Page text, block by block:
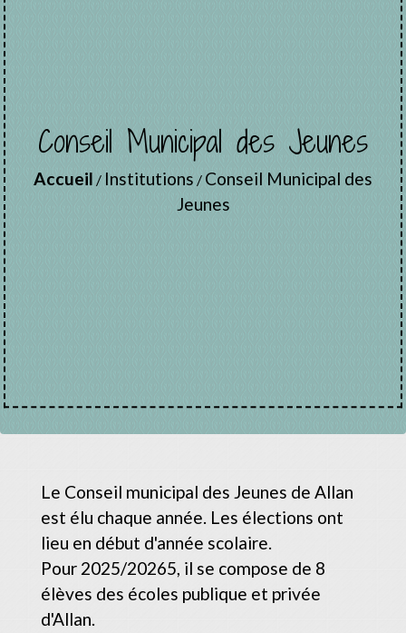
Conseil Municipal des Jeunes
Accueil / Institutions / Conseil Municipal des
Jeunes
Le Conseil municipal des Jeunes de Allan
est élu chaque année. Les élections ont
lieu en début d'année scolaire.
Pour 2025/20265, il se compose de 8
élèves des écoles publique et privée
d'Allan.